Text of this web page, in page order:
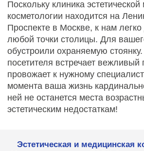
Поскольку клиника
косметологии находится на
Проспекте в Москве, к нам легко
любой точки столицы. Для
обустроили охраняемую
посетителя встречает вежливый
провожает к нужному
момента ваша жизнь
ней не останется места
эстетическим недостаткам!
Эстетическая и медицинская